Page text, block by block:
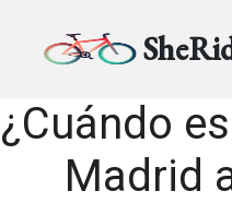
¿Cuándo
Madrid